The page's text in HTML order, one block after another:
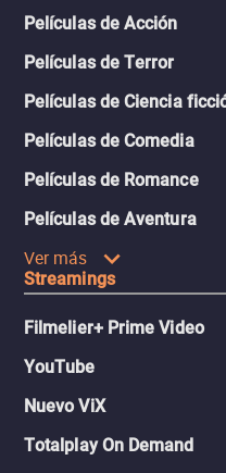
Películas de Acción
Películas de Terror
Películas de Ciencia
Películas de Comedia
Películas de Romance
Películas de Aventura
Ver más
Streamings
Filmelier+ Prime Video
YouTube
Nuevo ViX
Totalplay On Demand